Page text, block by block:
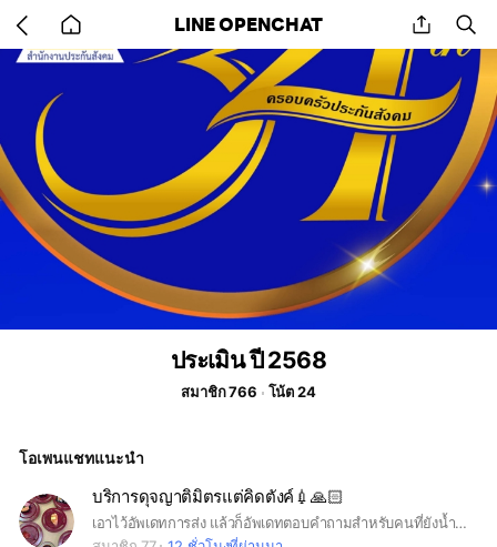
back
to
home
LINE OPENCHAT share
ประเมิน ปี 2568
สมาชิก 766 โน้ต 24
โอเพนแชทแนะนำ
บริการดุจญาติมิตรแต่คิดตังค์💉🙏🏻
เอาไว้อัพเดทการส่ง แล้วก็อัพเดทตอบคำถามสำหรับคนที่ยังน้ำหนักลดไม่เยอะ